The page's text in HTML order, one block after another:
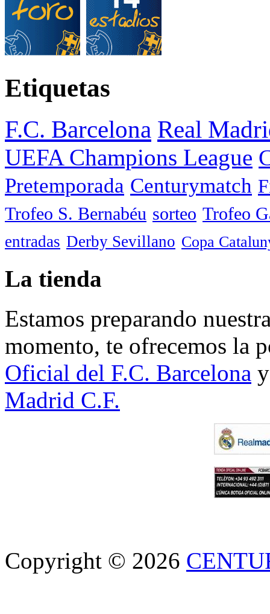
Etiquetas
F.C. Barcelona Real
UEFA Champions League
Pretemporada Centurymatch
Trofeo S. Bernabéu sorteo Trofeo
entradas Derby Sevillano Copa
La tienda
Estamos preparando
momento, te ofrecemos la
Oficial del F.C. Barcelona
Madrid C.F.
Copyright © 2026